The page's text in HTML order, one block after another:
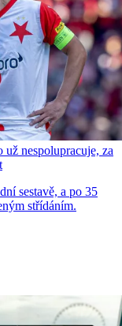
nespolupracuje, za
sestavě, a po 35
střídáním.